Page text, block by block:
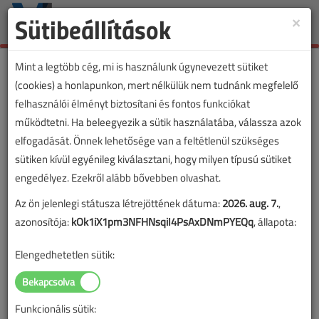
Toggle
×
Sütibeállítások
Mint a legtöbb cég, mi is használunk úgynevezett sütiket
(cookies) a honlapunkon, mert nélkülük nem tudnánk megfelelő
felhasználói élményt biztosítani és fontos funkciókat
működtetni. Ha beleegyezik a sütik használatába, válassza azok
elfogadását. Önnek lehetősége van a feltétlenül szükséges
sütiken kívül egyénileg kiválasztani, hogy milyen típusú sütiket
engedélyez. Ezekről alább bővebben olvashat.
Az ön jelenlegi státusza létrejöttének dátuma:2026. aug. 7.,
azonosítója:kOk1iX1pm3NFHNsqiI4PsAxDNmPYEQq, állapota:
Elengedhetetlen sütik:
Funkcionális sütik: